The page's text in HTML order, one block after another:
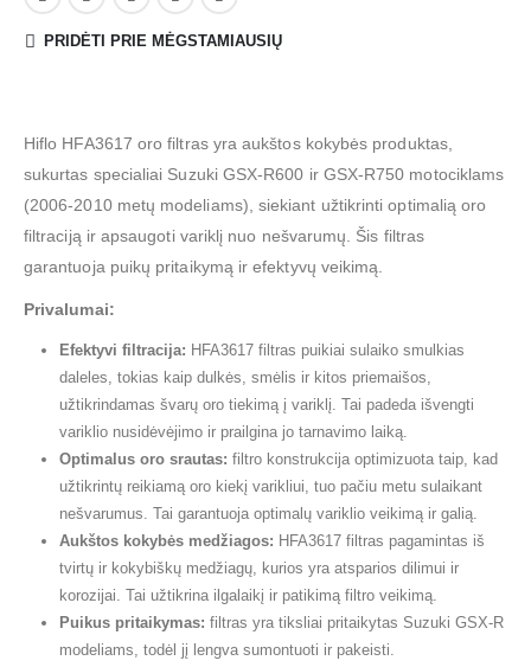
PRIDĖTI PRIE MĖGSTAMIAUSIŲ
Hiflo HFA3617 oro filtras yra aukštos kokybės produktas,
sukurtas specialiai Suzuki GSX-R600 ir GSX-R750 motociklams
(2006-2010 metų modeliams), siekiant užtikrinti optimalią oro
filtraciją ir apsaugoti variklį nuo nešvarumų. Šis filtras
garantuoja puikų pritaikymą ir efektyvų veikimą.
Privalumai:
Efektyvi filtracija: HFA3617 filtras puikiai sulaiko smulkias
daleles, tokias kaip dulkės, smėlis ir kitos priemaišos,
užtikrindamas švarų oro tiekimą į variklį. Tai padeda išvengti
variklio nusidėvėjimo ir prailgina jo tarnavimo laiką.
Optimalus oro srautas: filtro konstrukcija optimizuota taip, kad
užtikrintų reikiamą oro kiekį varikliui, tuo pačiu metu sulaikant
nešvarumus. Tai garantuoja optimalų variklio veikimą ir galią.
Aukštos kokybės medžiagos: HFA3617 filtras pagamintas iš
tvirtų ir kokybiškų medžiagų, kurios yra atsparios dilimui ir
korozijai. Tai užtikrina ilgalaikį ir patikimą filtro veikimą.
Puikus pritaikymas: filtras yra tiksliai pritaikytas Suzuki GSX-R
modeliams, todėl jį lengva sumontuoti ir pakeisti.